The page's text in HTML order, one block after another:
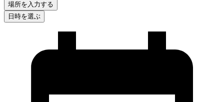
場所を入力する
日時を選ぶ